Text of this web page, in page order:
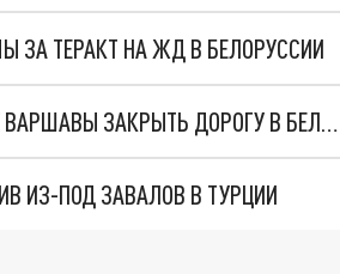
ЗА ТЕРАКТ НА ЖД В БЕЛОРУССИИ
"НАВЕРНОЕ, ПЛОХО С ГОЛОВОЙ": ПОЛЯК ОЦЕНИЛ РЕШЕНИЕ ВАРШАВЫ ЗАКРЫТЬ ДОРОГУ В БЕЛОРУССИЮ
ИЗ-ПОД ЗАВАЛОВ В ТУРЦИИ